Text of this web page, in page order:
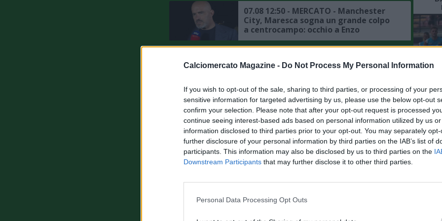
Calciomercato Magazine - Do Not Process My Personal Information
If you wish to opt-out of the sale, sharing to third parties, or processing of your
sensitive information for targeted advertising by us, please use the below opt-out
confirm your selection. Please note that after your opt-out request is processed
continue seeing interest-based ads based on personal information utilized by us
information disclosed to third parties prior to your opt-out. You may separately
further disclosure of your personal information by third parties on the IAB’s list of
participants. This information may also be disclosed by us to third parties on the
Downstream Participants that may further disclose it to other third parties.
Personal Data Processing Opt Outs
07.08 12:50 - MERCATO - Manchester
City, Maresca sogna un grande colpo
a centrocampo: occhio a Enzo
Fernandez
acquisti fino ad agosto come nel 2023,
07.08 12:06 - MERCATO - Napoli,
Gabriel Jesus accostato anche ad altri
club di Serie A
07.08 11:31 - MERCATO - Juventus,
Trubin occasione per la porta: il
07.08 11:23 - MERCATO - Romero dice sì
tratta col Tottenham
del